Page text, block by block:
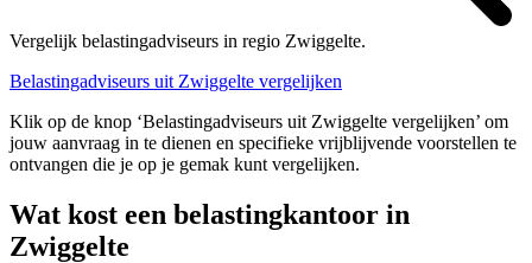
Vergelijk belastingadviseurs in regio Zwiggelte.
Belastingadviseurs uit Zwiggelte vergelijken
Klik op de knop ‘Belastingadviseurs uit Zwiggelte vergelijken’ om
jouw aanvraag in te dienen en specifieke vrijblijvende voorstellen te
ontvangen die je op je gemak kunt vergelijken.
Wat kost een belastingkantoor in
Zwiggelte